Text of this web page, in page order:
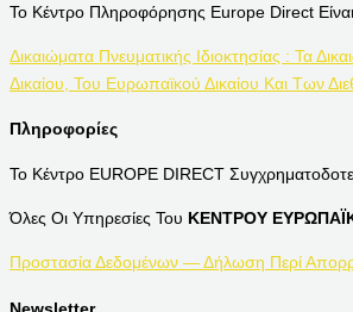
Το Κέντρο Πληροφόρησης Europe Direct
Δικαιώματα Πνευματικής Ιδιοκτησίας : Τα
Δικαίου, Του Ευρωπαϊκού Δικαίου Και Των
Πληροφορίες
Το Κέντρο EUROPE DIRECT
Όλες Οι Υπηρεσίες Του ΚΕΝΤΡΟΥ
Προστασία Δεδομένων — Δήλωση Περί
Newsletter